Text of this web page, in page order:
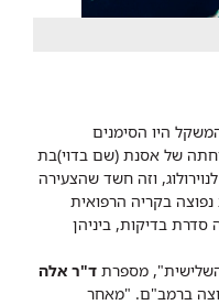
היו הסימנים
של אסנת (שם בדוי)בת
לנוירולוג, וזה חשד שהצעירה
בקריה הרפואית
בדיקות, ביניהן
מספרת ד"ר אלה
ברמב"ם. "מאחר